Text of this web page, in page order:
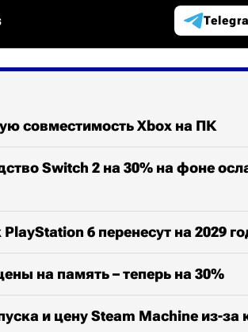
совместимость Xbox на ПК
Switch 2 на 30% на фоне
6 перенесут на 2029
на память – теперь на 30%
и цену Steam Machine из-за